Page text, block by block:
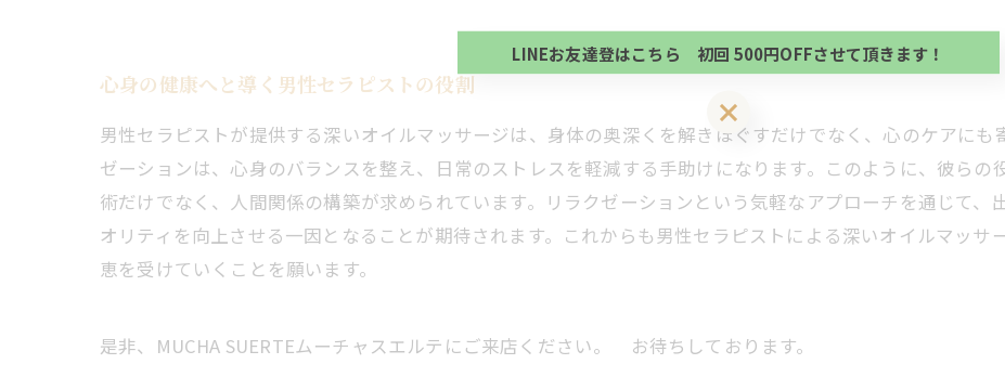
心身の健康へと導く男性セラピストの役割
男性セラピストが提供する深いオイルマッサージは、身体の奥深くを解きほぐすだけでなく、心のケアにも
ゼーションは、心身のバランスを整え、日常のストレスを軽減する手助けになります。このように、彼らの
術だけでなく、人間関係の構築が求められています。リラクゼーションという気軽なアプローチを通じて、
オリティを向上させる一因となることが期待されます。これからも男性セラピストによる深いオイルマッサ
恵を受けていくことを願います。
是非、MUCHA SUERTEムーチャスエルテにご来店ください。 お待ちしております。
初回 500円OFFさせて頂きます。 既に 追加済の
方、不必要な方 お手数ですが、✖印でお閉じ下さい。
LINEお友達登はこちら 初回 500円OFFさせて頂きます！
LINEお友達登はこちら 初回 500円OFFさせて頂きます！